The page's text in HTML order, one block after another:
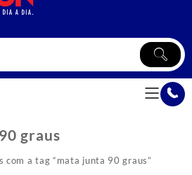
graus
com a tag “mata junta 90 graus”